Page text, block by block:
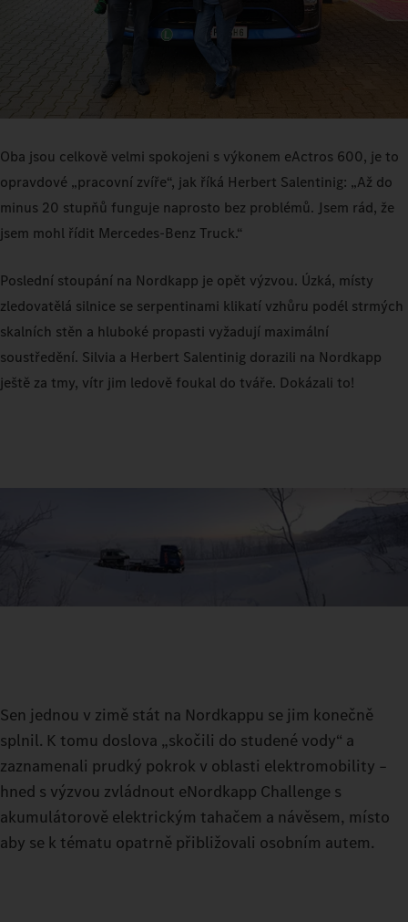
Oba jsou celkově velmi spokojeni s výkonem eActros 600, je to
opravdové „pracovní zvíře“, jak říká Herbert Salentinig: „Až do
minus 20 stupňů funguje naprosto bez problémů. Jsem rád, že
jsem mohl řídit Mercedes‑Benz Truck.“
Poslední stoupání na Nordkapp je opět výzvou. Úzká, místy
zledovatělá silnice se serpentinami klikatí vzhůru podél strmých
skalních stěn a hluboké propasti vyžadují maximální
soustředění. Silvia a Herbert Salentinig dorazili na Nordkapp
ještě za tmy, vítr jim ledově foukal do tváře. Dokázali to!
Sen jednou v zimě stát na Nordkappu se jim konečně
splnil. K tomu doslova „skočili do studené vody“ a
zaznamenali prudký pokrok v oblasti elektromobility –
hned s výzvou zvládnout eNordkapp Challenge s
akumulátorově elektrickým tahačem a návěsem, místo
aby se k tématu opatrně přibližovali osobním autem.